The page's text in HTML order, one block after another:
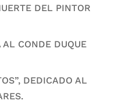
DEL PINTOR
AL CONDE DUQUE
DEDICADO AL